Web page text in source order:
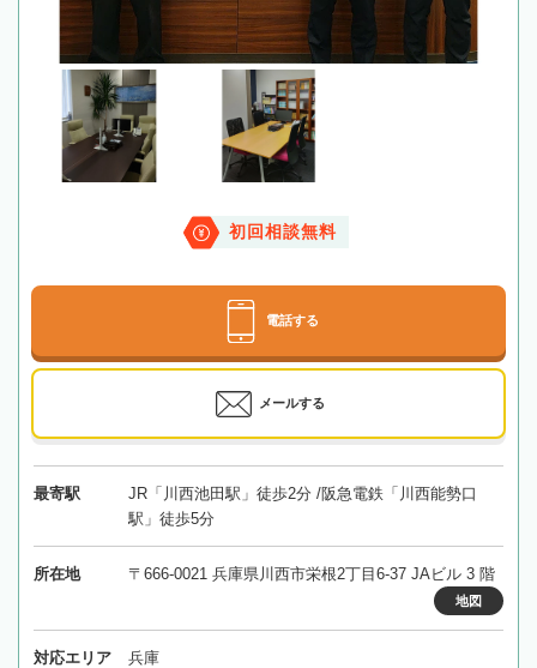
初回相談無料
電話する
メールする
最寄駅
JR「川西池田駅」徒歩2分 /阪急電鉄「川西能勢口
駅」徒歩5分
所在地 〒666-0021 兵庫県川西市栄根2丁目6-37 JAビル 3 階
地図
対応エリア 兵庫